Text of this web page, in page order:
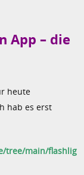
App – die
heute
hab es erst
tree/main/flashlig